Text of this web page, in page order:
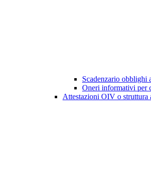
Scadenzario obblighi
Oneri informativi per
Attestazioni OIV o struttura